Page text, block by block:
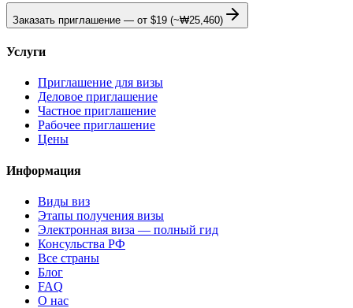
Заказать приглашение — от $19 (~₩25,460)
Услуги
Приглашение для визы
Деловое приглашение
Частное приглашение
Рабочее приглашение
Цены
Информация
Виды виз
Этапы получения визы
Электронная виза — полный гид
Консульства РФ
Все страны
Блог
FAQ
О нас